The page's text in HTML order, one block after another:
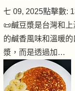
七 09, 2025點擊數:
📜鹹豆漿是台灣和
的鹹香風味和溫暖
漿，而是透過加…